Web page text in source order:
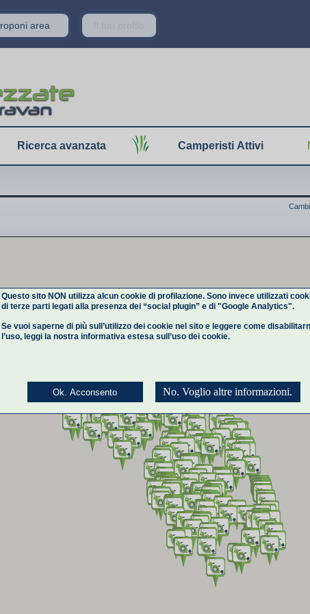
Ricerca avanzata Camperisti Attivi
Proponi area
Questo sito NON utilizza alcun cookie di profilazione. Sono invece utilizzati
di terze parti legati alla presenza dei “social plugin” e di "Google Analytics".
Se vuoi saperne di più sull’utilizzo dei cookie nel sito e leggere come
l’uso,leggi la nostra informativa estesasull’uso dei cookie.
Ok. Acconsento No. Voglio altre informazioni.